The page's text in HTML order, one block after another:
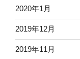
2020年1月
2019年12月
2019年11月